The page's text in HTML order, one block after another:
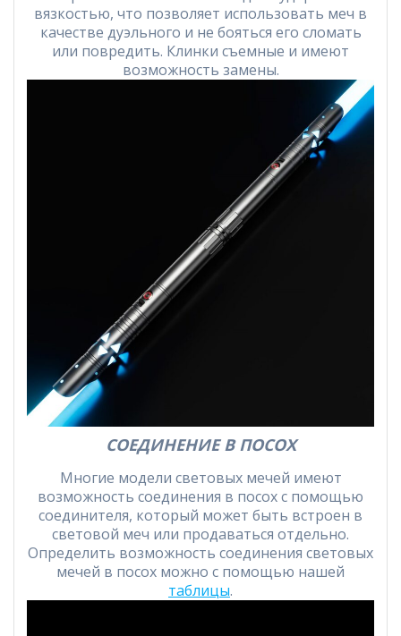
вязкостью, что позволяет использовать меч в
качестве дуэльного и не бояться его сломать
или повредить. Клинки съемные и имеют
возможность замены.
СОЕДИНЕНИЕ В ПОСОХ
Многие модели световых мечей имеют
возможность соединения в посох с помощью
соединителя, который может быть встроен в
световой меч или продаваться отдельно.
Определить возможность соединения световых
мечей в посох можно с помощью нашей
таблицы.